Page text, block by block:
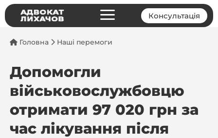
a Консультація
Головна Наші перемоги
Допомогли
військовослужбовцю
отримати 97 020 грн за
час лікування після